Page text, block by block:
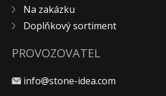
KONTAKT
Na zakázku
Doplňkový sortiment
PROVOZOVATEL
info@stone-idea.com